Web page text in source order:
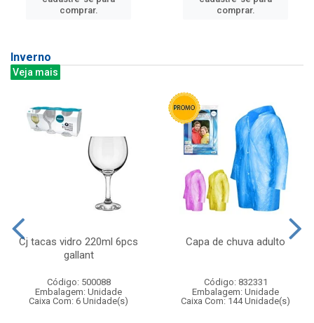
comprar.
comprar.
Inverno
Veja mais
Cj tacas vidro 220ml 6pcs
gallant
Código: 500088
Embalagem: Unidade
Caixa Com: 6 Unidade(s)
Capa de chuva adulto
Código: 832331
Embalagem: Unidade
Caixa Com: 144 Unidade(s)